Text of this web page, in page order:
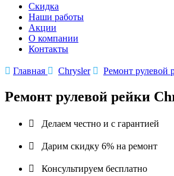
Скидка
Наши работы
Акции
О компании
Контакты
 Главная  Chrysler  Ремонт рулевой
Ремонт рулевой рейки
 Делаем честно и с гарантией
 Дарим скидку 6% на ремонт
 Консультируем бесплатно